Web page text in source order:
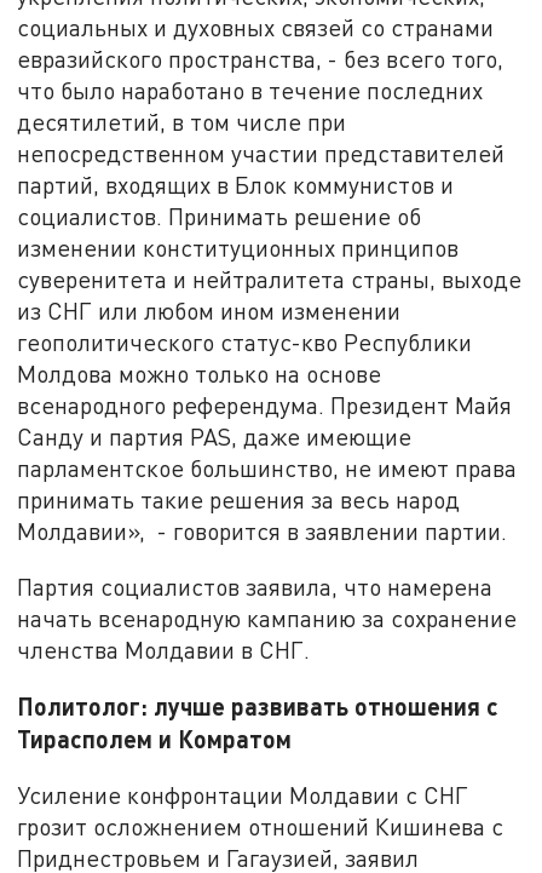
социальных и духовных связей со странами
евразийского пространства, - без всего того,
что было наработано в течение последних
десятилетий, в том числе при
непосредственном участии представителей
партий, входящих в Блок коммунистов и
социалистов. Принимать решение об
изменении конституционных принципов
суверенитета и нейтралитета страны, выходе
из СНГ или любом ином изменении
геополитического статус-кво Республики
Молдова можно только на основе
всенародного референдума. Президент Майя
Санду и партия PAS, даже имеющие
парламентское большинство, не имеют права
принимать такие решения за весь народ
Молдавии», - говорится в заявлении партии.
Партия социалистов заявила, что намерена
начать всенародную кампанию за сохранение
членства Молдавии в СНГ.
Политолог: лучше развивать отношения с
Тирасполем и Комратом
Усиление конфронтации Молдавии с СНГ
грозит осложнением отношений Кишинева с
Приднестровьем и Гагаузией, заявил